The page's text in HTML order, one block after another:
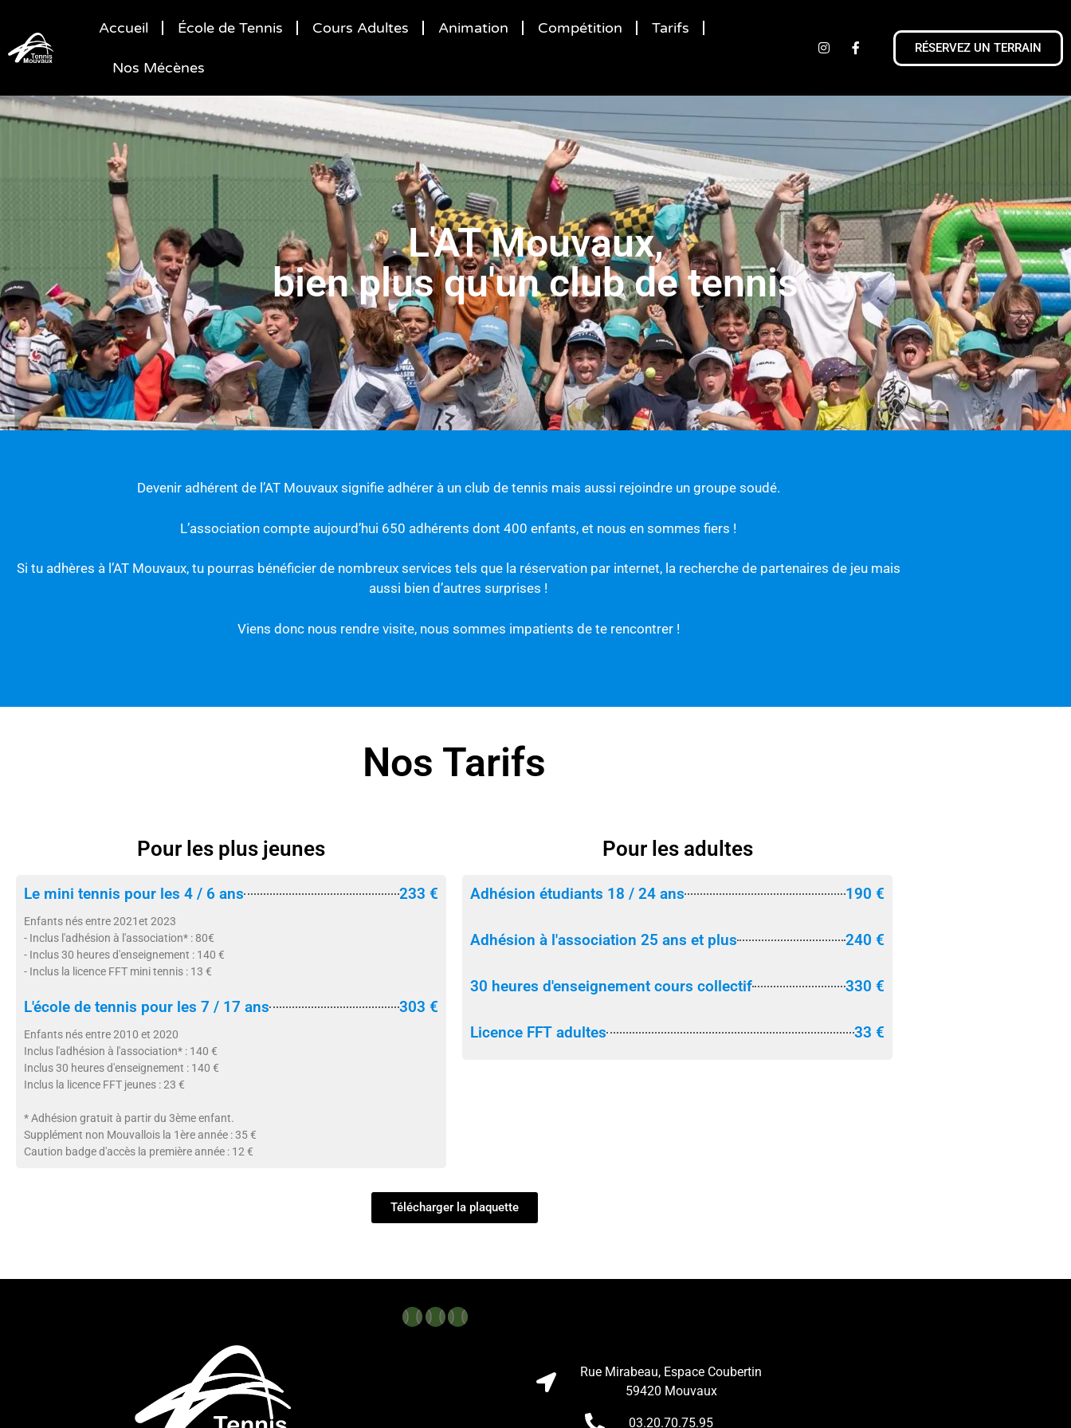
Accueil École de Tennis Cours Adultes Animation Compétition Tarifs
Nos Mécènes
RÉSERVEZ UN TERRAIN
L'AT Mouvaux,
bien plus qu'un club de tennis
Devenir adhérent de l’AT Mouvaux signifie adhérer à un club de tennis mais aussi rejoindre un groupe soudé.
L’association compte aujourd’hui 650 adhérents dont 400 enfants, et nous en sommes fiers !
Si tu adhères à l’AT Mouvaux, tu pourras bénéficier de nombreux services tels que la réservation par internet, la recherche de partenaires de jeu mais
aussi bien d’autres surprises !
Viens donc nous rendre visite, nous sommes impatients de te rencontrer !
Nos Tarifs
Pour les plus jeunes
Le mini tennis pour les 4 / 6 ans 233 €
Enfants nés entre 2021et 2023
- Inclus l'adhésion à l'association* : 80€
- Inclus 30 heures d'enseignement : 140 €
- Inclus la licence FFT mini tennis : 13 €
L'école de tennis pour les 7 / 17 ans 303 €
Enfants nés entre 2010 et 2020
Inclus l'adhésion à l'association* : 140 €
Inclus 30 heures d'enseignement : 140 €
Inclus la licence FFT jeunes : 23 €
* Adhésion gratuit à partir du 3ème enfant.
Supplément non Mouvallois la 1ère année : 35 €
Caution badge d'accès la première année : 12 €
Pour les adultes
Adhésion étudiants 18 / 24 ans 190 €
Adhésion à l'association 25 ans et plus 240 €
30 heures d'enseignement cours collectif 330 €
Licence FFT adultes 33 €
Télécharger la plaquette
Rue Mirabeau, Espace Coubertin
59420 Mouvaux
03.20.70.75.95